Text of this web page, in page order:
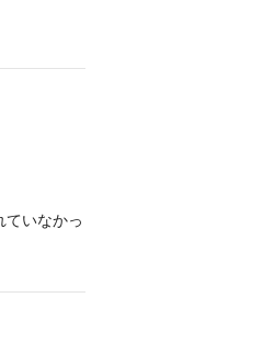
ていなかっ